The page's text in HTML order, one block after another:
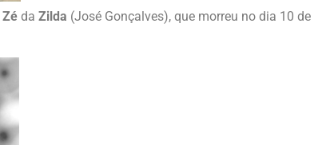
Zé da Zilda (José Gonçalves), que morreu no dia 10 de